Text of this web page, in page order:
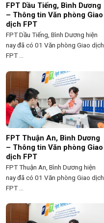
FPT Dầu Tiếng, Bình Dương
– Thông tin Văn phòng Giao
dịch FPT
FPT Dầu Tiếng, Bình Dương hiện
nay đã có 01 Văn phòng Giao dịch
FPT ...
FPT Thuận An, Bình Dương
– Thông tin Văn phòng Giao
dịch FPT
FPT Thuận An, Bình Dương hiện
nay đã có 01 Văn phòng Giao dịch
FPT ...